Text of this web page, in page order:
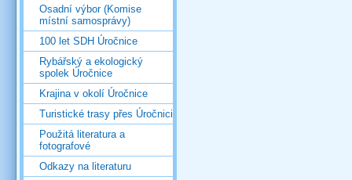
Osadní výbor (Komise
místní samosprávy)
100 let SDH Úročnice
Rybářský a ekologický
spolek Úročnice
Krajina v okolí Úročnice
Turistické trasy přes Úročnici
Použitá literatura a
fotografové
Odkazy na literaturu